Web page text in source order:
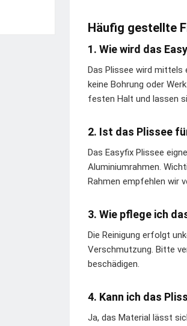
Häufig gestellte
1. Wie wird das
Das Plissee wird mittels
keine Bohrung oder
festen Halt und lassen
2. Ist das Plissee
Das Easyfix Plissee
Aluminiumrahmen.
Rahmen empfehlen wir
3. Wie pflege ich
Die Reinigung erfolgt
Verschmutzung. Bitte
beschädigen.
4. Kann ich das
Ja, das Material lässt